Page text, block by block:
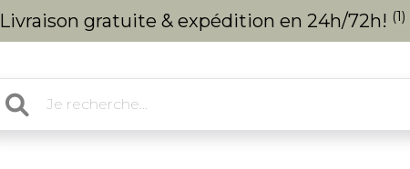
Livraison gratuite & expédition en 24h/72h! (1)